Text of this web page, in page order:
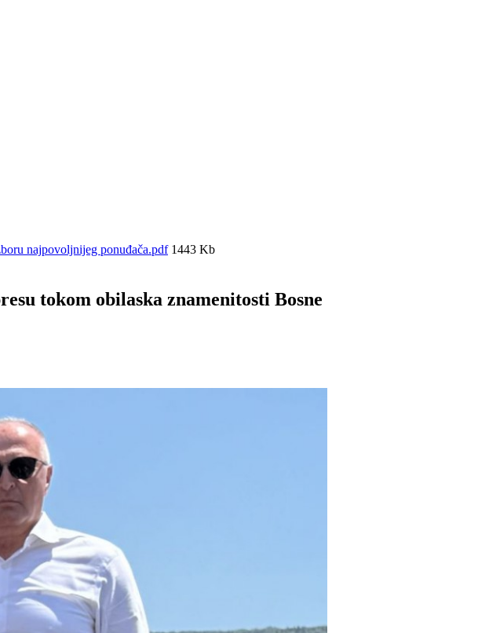
najpovoljnijeg ponuđača.pdf 1443 Kb
tokom obilaska znamenitosti Bosne